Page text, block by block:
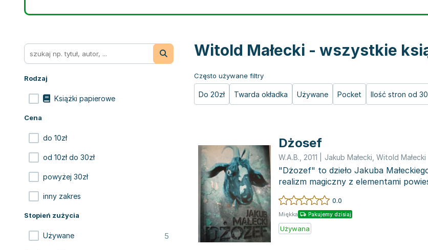
Rodzaj
Książki papierowe
Cena
do 10zł
od 10zł do 30zł
powyżej 30zł
inny zakres
Stopień zużycia
Używane 5
Witold Małecki - wszystkie
Często używane filtry
Do 20zł Twarda okładka Używane Pocket Ilość stron od
Dżosef
W.A.B. 2011 Jakub Małecki Witold Małecki
"Dżozef" to dzieło Jakuba
realizm magiczny z elementami
życiu. Hi...
0.0
Miękka Pakujemy dzisiaj
Używana